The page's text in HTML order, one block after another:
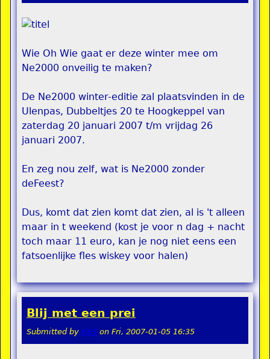
Wie Oh Wie gaat er deze winter mee om
Ne2000 onveilig te maken?
De Ne2000 winter-editie zal plaatsvinden in de
Ulenpas, Dubbeltjes 20 te Hoogkeppel van
zaterdag 20 januari 2007 t/m vrijdag 26
januari 2007.
En zeg nou zelf, wat is Ne2000 zonder
deFeest?
Dus, komt dat zien komt dat zien, al is 't alleen
maar in t weekend (kost je voor n dag + nacht
toch maar 11 euro, kan je nog niet eens een
fatsoenlijke fles wiskey voor halen)
Blij met een prei
Submitted by KKS on Fri, 2007-01-05 16:35